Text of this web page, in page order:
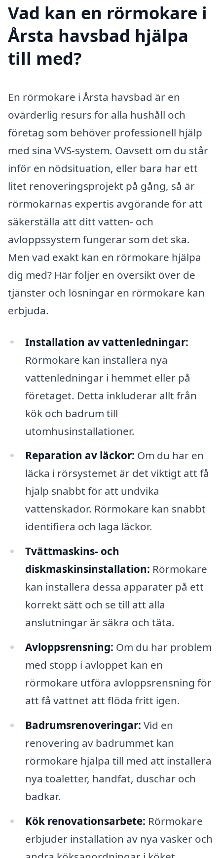
Vad kan en rörmokare i
Årsta havsbad hjälpa
till med?
En rörmokare i Årsta havsbad är en
ovärderlig resurs för alla hushåll och
företag som behöver professionell hjälp
med sina VVS-system. Oavsett om du står
inför en nödsituation, eller bara har ett
litet renoveringsprojekt på gång, så är
rörmokarnas expertis avgörande för att
säkerställa att ditt vatten- och
avloppssystem fungerar som det ska.
Men vad exakt kan en rörmokare hjälpa
dig med? Här följer en översikt över de
tjänster och lösningar en rörmokare kan
erbjuda.
Installation av vattenledningar:
Rörmokare kan installera nya
vattenledningar i hemmet eller på
företaget. Detta inkluderar allt från
kök och badrum till
utomhusinstallationer.
Reparation av läckor: Om du har en
läcka i rörsystemet är det viktigt att få
hjälp snabbt för att undvika
vattenskador. Rörmokare kan snabbt
identifiera och laga läckor.
Tvättmaskins- och
diskmaskinsinstallation: Rörmokare
kan installera dessa apparater på ett
korrekt sätt och se till att alla
anslutningar är säkra och täta.
Avloppsrensning: Om du har problem
med stopp i avloppet kan en
rörmokare utföra avloppsrensning för
att få vattnet att flöda fritt igen.
Badrumsrenoveringar: Vid en
renovering av badrummet kan
rörmokare hjälpa till med att installera
nya toaletter, handfat, duschar och
badkar.
Kök renovationsarbete: Rörmokare
erbjuder installation av nya vasker och